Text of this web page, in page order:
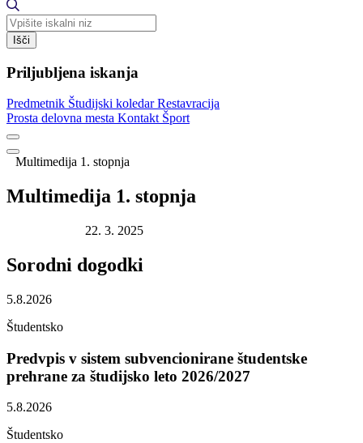
Išči
Priljubljena iskanja
Predmetnik Študijski koledarRestavracija
Prosta delovna mesta Kontakt Šport
Multimedija 1. stopnja
Multimedija 1. stopnja
22. 3. 2025
Sorodni dogodki
5.8.2026
Študentsko
Predvpis v sistem subvencionirane študentske
prehrane za študijsko leto 2026/2027
5.8.2026
Študentsko